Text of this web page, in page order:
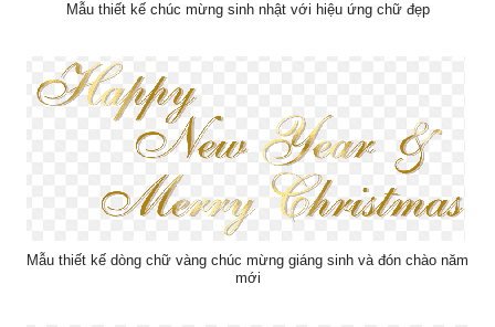
Mẫu thiết kế chúc mừng sinh nhật với hiệu ứng chữ đẹp
Mẫu thiết kế dòng chữ vàng chúc mừng giáng sinh và đón chào năm
mới